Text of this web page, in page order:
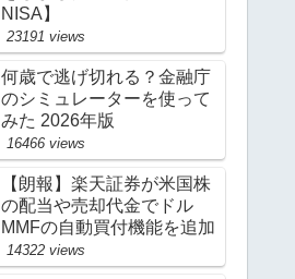
NISA】
23191 views
何歳で逃げ切れる？金融庁
のシミュレーターを使って
みた 2026年版
16466 views
【朗報】楽天証券が米国株
の配当や売却代金でドル
MMFの自動買付機能を追加
14322 views